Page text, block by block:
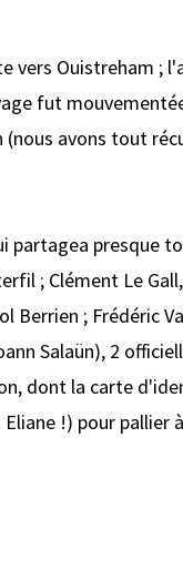
Ouistreham ;
fut
avons tout
partagea presque
; Clément Le
Berrien ; Frédéric
Salaün), 2
dont la carte
!) pour pallier